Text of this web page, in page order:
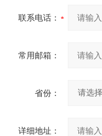
联系电话：
常用邮箱：
省份：
详细地址：